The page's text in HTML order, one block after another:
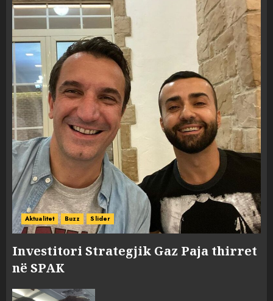
Aktualitet Buzz Slider
Investitori Strategjik Gaz Paja thirret
në SPAK